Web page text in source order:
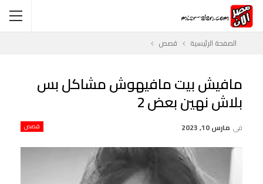
الصفحة الرئيسية قصص
مافيش بيت مافيهوش مشاكل بس
بلاش نهين بعض 2
قصص في مارس 10, 2023